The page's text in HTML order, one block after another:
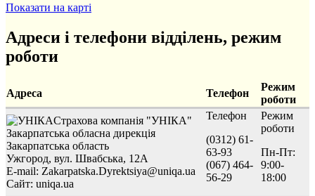
Показати на карті
Адреси і телефони відділень, режим
роботи
Адреса Телефон
Режим
роботи
Страхова компанія "УНІКА"
Закарпатська обласна дирекція
Закарпатська область
Ужгород, вул. Швабська, 12А
E-mail: Zakarpatska.Dyrektsiya@uniqa.ua
Сайт: uniqa.ua
Телефон
(0312) 61-
63-93
(067) 464-
56-29
Режим
роботи
Пн-Пт:
9:00-
18:00